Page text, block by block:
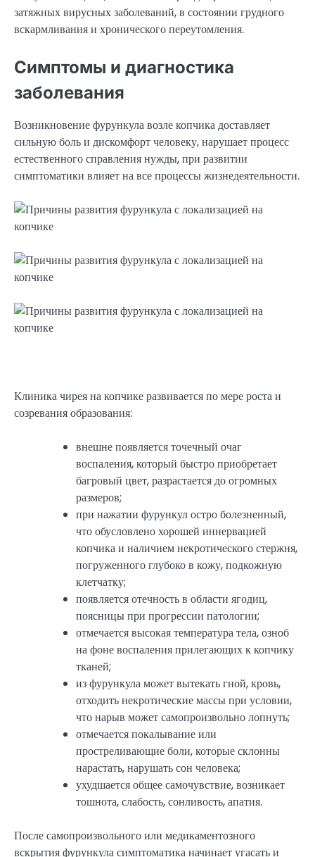
затяжных вирусных заболеваний, в состоянии грудного
вскармливания и хронического переутомления.
Симптомы и диагностика
заболевания
Возникновение фурункула возле копчика доставляет
сильную боль и дискомфорт человеку, нарушает процесс
естественного справления нужды, при развитии
симптоматики влияет на все процессы жизнедеятельности.
Клиника чирея на копчике развивается по мере роста и
созревания образования:
внешне появляется точечный очаг
воспаления, который быстро приобретает
багровый цвет, разрастается до огромных
размеров;
при нажатии фурункул остро болезненный,
что обусловлено хорошей иннервацией
копчика и наличием некротического стержня,
погруженного глубоко в кожу, подкожную
клетчатку;
появляется отечность в области ягодиц,
поясницы при прогрессии патологии;
отмечается высокая температура тела, озноб
на фоне воспаления прилегающих к копчику
тканей;
из фурункула может вытекать гной, кровь,
отходить некротические массы при условии,
что нарыв может самопроизвольно лопнуть;
отмечается покалывание или
простреливающие боли, которые склонны
нарастать, нарушать сон человека;
ухудшается общее самочувствие, возникает
тошнота, слабость, сонливость, апатия.
После самопроизвольного или медикаментозного
вскрытия фурункула симптоматика начинает угасать и